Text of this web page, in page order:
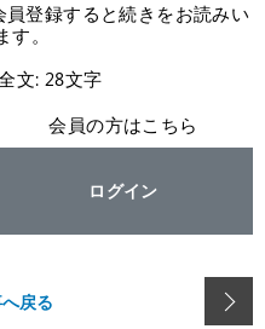
登録すると続きをお読みい
す。
文: 28文字
会員の方はこちら
ログイン
戻る